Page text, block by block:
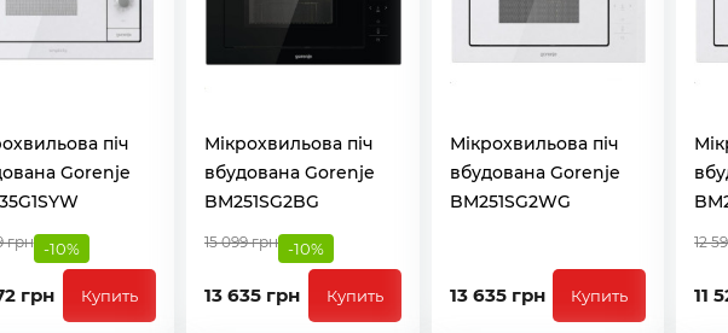
піч
Gorenje
грн -10%
грн Купить
Мікрохвильова піч
вбудована Gorenje
BM251SG2BG
15 099 грн -10%
13 635 грн Купить
Мікрохвильова піч
вбудована Gorenje
BM251SG2WG
13 635 грн Купить
12
11